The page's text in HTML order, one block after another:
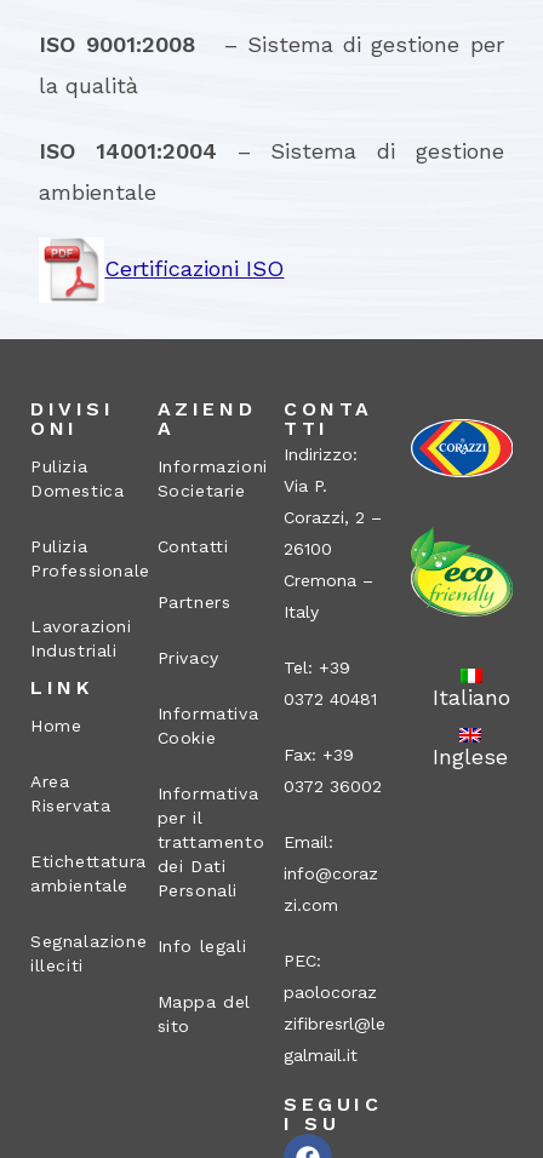
ISO 9001:2008
– Sistema di gestione per
la qualità
ISO 14001:2004 – Sistema di gestione
ambientale
Certificazioni ISO
DIVISI
ONI
Pulizia
Domestica
Pulizia
Professionale
Lavorazioni
Industriali
LINK
Home
Area
Riservata
Etichettatura
ambientale
Segnalazione
illeciti
AZIEND
A
Informazioni
Societarie
Contatti
Partners
Privacy
Informativa
Cookie
Informativa
per il
trattamento
dei Dati
Personali
Info legali
Mappa del
sito
CONTA
TTI
Indirizzo:
Via P.
Corazzi, 2 –
26100
Cremona –
Italy
Tel: +39
0372 40481
Fax: +39
0372 36002
Email:
info@coraz
zi.com
PEC:
paolocoraz
zifibresrl@le
galmail.it
SEGUIC
I SU
Italiano
Inglese